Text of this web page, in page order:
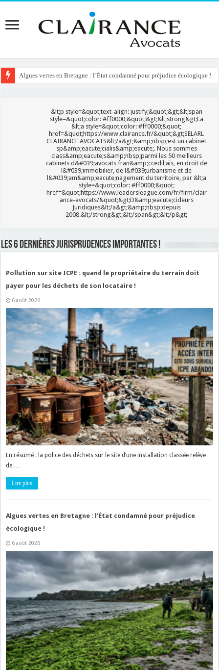
Algues vertes en Bretagne : l’État condamné pour préjudice écologique !
Reconstruction de chalets d’alpage : le préfet condamné à délivrer
&lt;p style=&quot;text-align: justify;&quot;&gt;&lt;span
style=&quot;color: #ff0000;&quot;&gt;&lt;strong&gt;La
&lt;a style=&quot;color: #ff0000;&quot;
href=&quot;https://www.clairance.fr/&quot;&gt;SELARL
CLAIRANCE AVOCATS&lt;/a&gt;&amp;nbsp;est un cabinet
sp&amp;eacute;cialis&amp;eacute;. Nous sommes
class&amp;eacute;s&amp;nbsp;parmi les 50 meilleurs
cabinets d&#039;avocats fran&amp;ccedil;ais, en droit de
l&#039;immobilier, de l&#039;urbanisme et de
l&#039;am&amp;eacute;nagement du territoire, par &lt;a
style=&quot;color: #ff0000;&quot;
href=&quot;https://www.leadersleague.com/fr/firm/clair
ance-avocats/&quot;&gt;D&amp;eacute;cideurs
Juridiques&lt;/a&gt;&amp;nbsp;depuis
2008.&lt;/strong&gt;&lt;/span&gt;&lt;/p&gt;
LES 6 DERNIÈRES JURISPRUDENCES IMPORTANTES !
Pollution sur site ICPE : quand le propriétaire du terrain doit
payer pour les déchets de son locataire !
6 août 2026
En résumé : la police des déchets sur le site d’une installation classée relève
de …
Lire plus
Algues vertes en Bretagne : l’État condamné pour préjudice
écologique !
6 août 2026